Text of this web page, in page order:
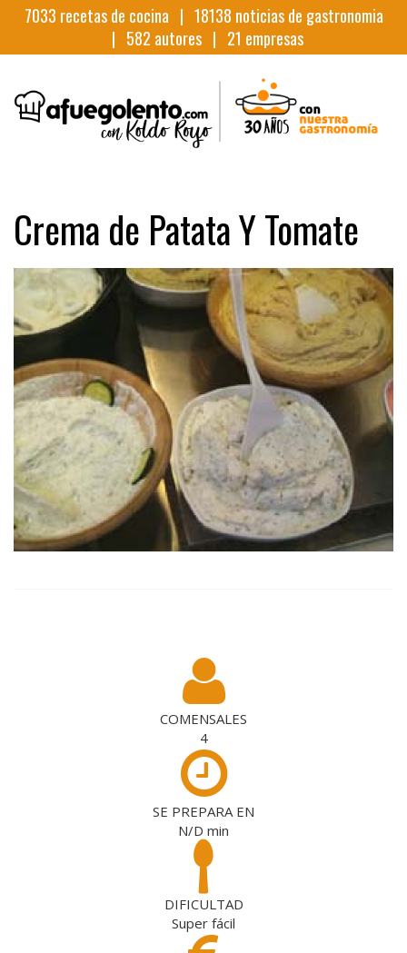
7033 recetas de cocina | 18138 noticias de gastronomia
| 582 autores | 21 empresas
Crema de Patata Y Tomate
COMENSALES
4
SE PREPARA EN
N/D min
DIFICULTAD
Super fácil